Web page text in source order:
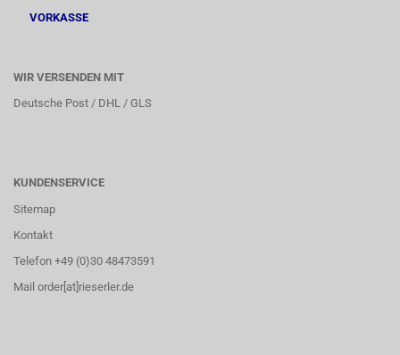
VORKASSE
WIR VERSENDEN MIT
Deutsche Post / DHL / GLS
KUNDENSERVICE
Sitemap
Kontakt
Telefon +49 (0)30 48473591
Mail order[at]rieserler.de